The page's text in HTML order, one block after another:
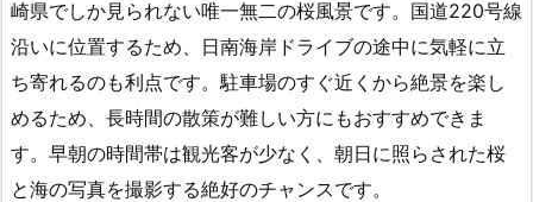
崎県でしか見られない唯一無二の桜風景です。国道220号線
沿いに位置するため、日南海岸ドライブの途中に気軽に立
ち寄れるのも利点です。駐車場のすぐ近くから絶景を楽し
めるため、長時間の散策が難しい方にもおすすめできま
す。早朝の時間帯は観光客が少なく、朝日に照らされた桜
と海の写真を撮影する絶好のチャンスです。